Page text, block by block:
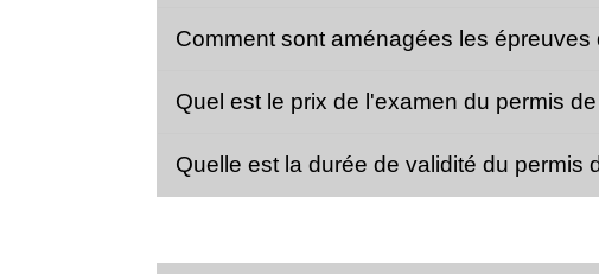
Comment sont aménagées les
Quel est le prix de l'examen du permis
Quelle est la durée de validité du